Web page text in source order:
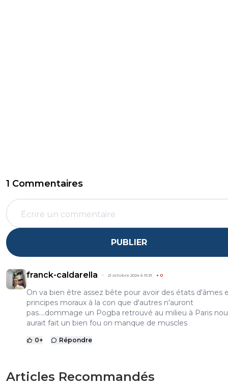
1 Commentaires
PUBLIER
franck-caldarella 21 octobre 2024 à 15:31 + 0
On va bien être assez bête pour avoir des états d'âmes
principes moraux à la con que d'autres n'auront
pas....dommage un Pogba retrouvé au milieu à Paris
aurait fait un bien fou on manque de muscles
0+ Répondre
Articles Recommandés